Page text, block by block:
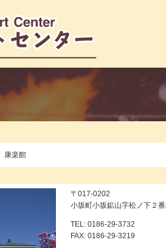
康楽館
〒017-0202
小坂町小坂鉱山字松ノ下２
TEL: 0186-29-3732
FAX: 0186-29-3219